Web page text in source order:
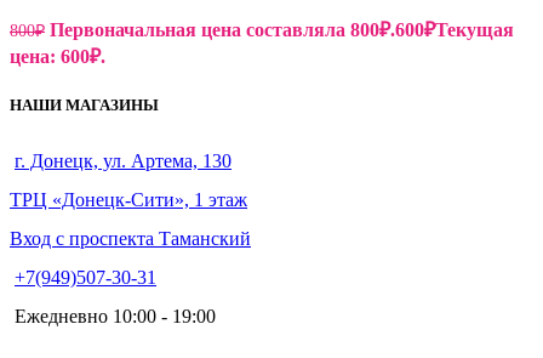
800₽ Первоначальная цена составляла 800₽.600₽Текущая
цена: 600₽.
НАШИ МАГАЗИНЫ
г. Донецк, ул. Артема, 130
ТРЦ «Донецк-Сити», 1 этаж
Вход с проспекта Таманский
+7(949)507-30-31
Ежедневно 10:00 - 19:00